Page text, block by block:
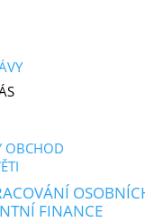
OBCHOD
FINANCE